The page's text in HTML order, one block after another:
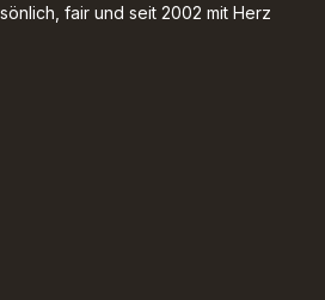
fair und seit 2002 mit Herz